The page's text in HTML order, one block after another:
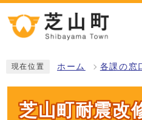
現在位置 ホーム 各課の窓
芝山町耐震改